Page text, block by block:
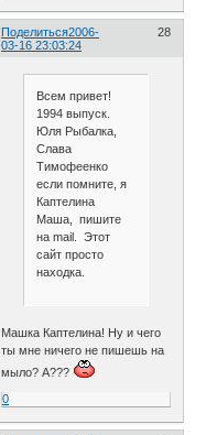
Поделиться 28
2006-
03-16 23:03:24
Всем привет!
1994 выпуск.
Юля Рыбалка,
Слава
Тимофеенко
если помните, я
Каптелина
Маша, пишите
на mail. Этот
сайт просто
находка.
Машка Каптелина! Ну и чего
ты мне ничего не пишешь на
мыло? А???
0